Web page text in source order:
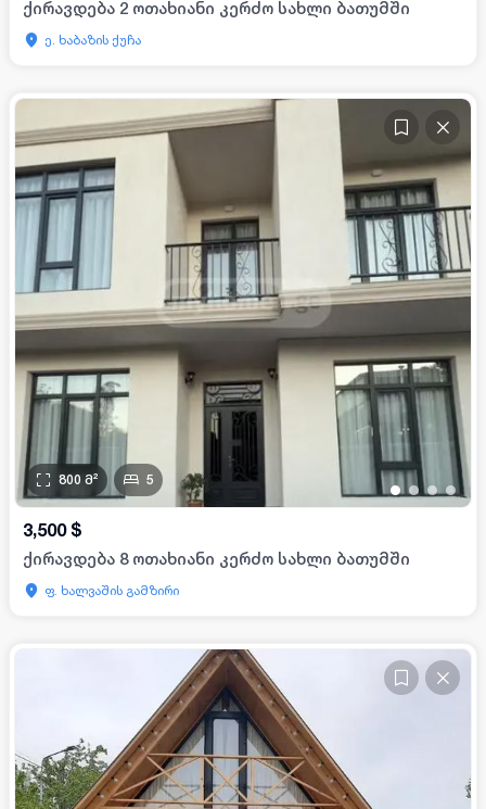
ქირავდება 2 ოთახიანი კერძო სახლი ბათუმში
ე. ხაბაზის ქუჩა
••••
800 მ² 5
3,500 $
ქირავდება 8 ოთახიანი კერძო სახლი ბათუმში
ფ. ხალვაშის გამზირი